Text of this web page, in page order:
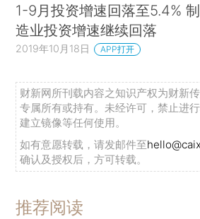
1-9月投资增速回落至5.4% 制
造业投资增速继续回落
2019年10月18日 APP打开
财新网所刊载内容之知识产权为财新
专属所有或持有。未经许可，禁止进
建立镜像等任何使用。
如有意愿转载，请发邮件至
确认及授权后，方可转载。
推荐阅读